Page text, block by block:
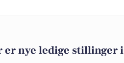
er nye ledige stillinger i